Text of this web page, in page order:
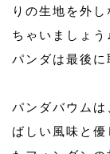
りの生地を外
ちゃいましょ
パンダは最後に
パンダバウム
ばしい風味と